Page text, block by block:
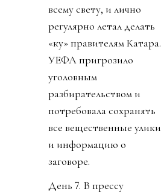
всему свету, и лично
регулярно летал делать
«ку» правителям Катара.
УЕФА пригрозило
уголовным
разбирательством и
потребовала сохранять
все вещественные улики
и информацию о
заговоре.
День 7. В прессу